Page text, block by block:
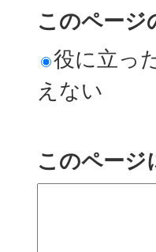
このページ
役に立っ
えない
このページ